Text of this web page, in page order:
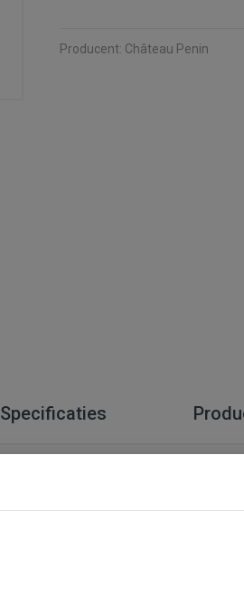
Producent: Château Penin
Specificaties